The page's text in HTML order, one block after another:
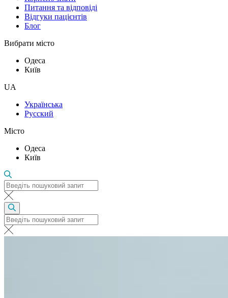
Питання та відповіді
Відгуки пацієнтів
Блог
Вибрати місто
Одеса
Київ
UA
Українська
Русский
Місто
Одеса
Київ